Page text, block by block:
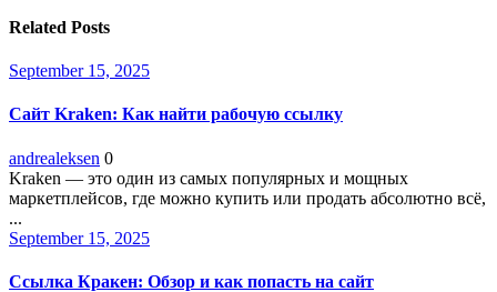
Related Posts
September 15, 2025
Сайт Kraken: Как найти рабочую ссылку
andrealeksen 0
Kraken — это один из самых популярных и мощных
маркетплейсов, где можно купить или продать абсолютно всё,
...
September 15, 2025
Ссылка Кракен: Обзор и как попасть на сайт